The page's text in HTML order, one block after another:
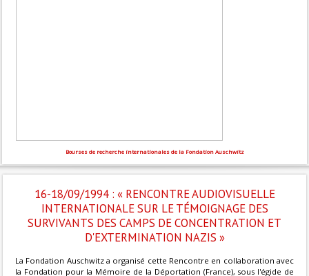
Bourses de recherche internationales de la Fondation Auschwitz
16-18/09/1994 : « RENCONTRE AUDIOVISUELLE
INTERNATIONALE SUR LE TÉMOIGNAGE DES
SURVIVANTS DES CAMPS DE CONCENTRATION ET
D'EXTERMINATION NAZIS »
La Fondation Auschwitz a organisé cette Rencontre en collaboration avec
la Fondation pour la Mémoire de la Déportation (France), sous l'égide de